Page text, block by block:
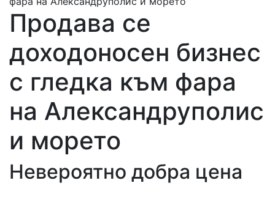
Продава се
доходоносен бизнес
с гледка към фара
на Александруполис
и морето
Невероятно добра цена